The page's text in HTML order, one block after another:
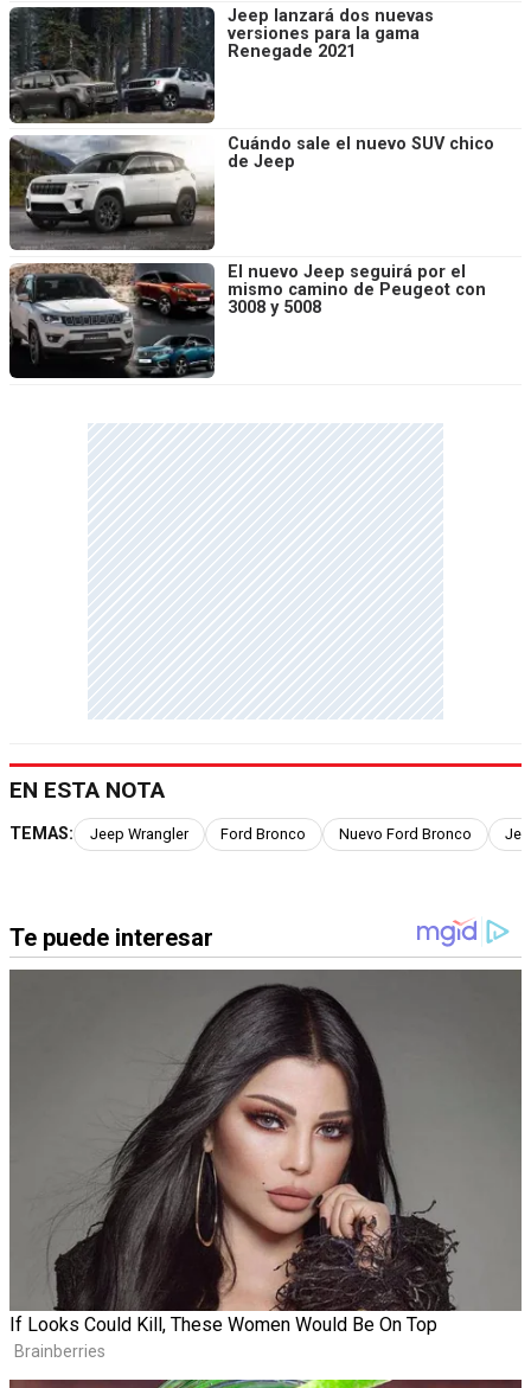
Jeep lanzará dos nuevas
versiones para la gama
Renegade 2021
Cuándo sale el nuevo SUV chico
de Jeep
El nuevo Jeep seguirá por el
mismo camino de Peugeot con
3008 y 5008
EN ESTA NOTA
TEMAS: Jeep Wrangler Ford Bronco Nuevo Ford Bronco